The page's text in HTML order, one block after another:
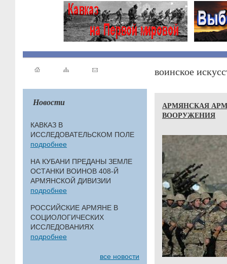
Новости
КАВКАЗ В
ИССЛЕДОВАТЕЛЬСКОМ ПОЛЕ
подробнее
НА КУБАНИ ПРЕДАНЫ ЗЕМЛЕ
ОСТАНКИ ВОИНОВ 408-Й
АРМЯНСКОЙ ДИВИЗИИ
подробнее
РОССИЙСКИЕ АРМЯНЕ В
СОЦИОЛОГИЧЕСКИХ
ИССЛЕДОВАНИЯХ
подробнее
все новости
воинское
АРМЯНСКАЯ
ВООРУЖЕНИЯ